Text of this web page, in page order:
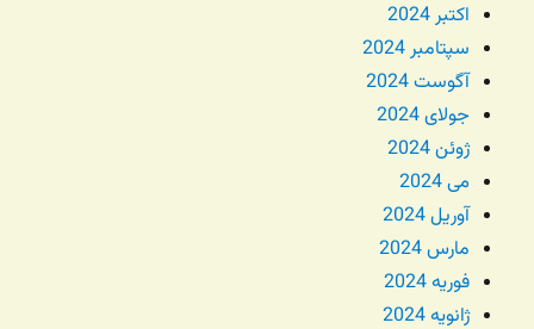
اکتبر 2024
سپتامبر 2024
آگوست 2024
جولای 2024
ژوئن 2024
می 2024
آوریل 2024
مارس 2024
فوریه 2024
ژانویه 2024